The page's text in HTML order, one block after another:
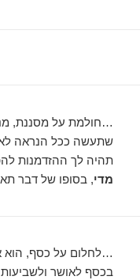
…חולמת על מסננת,
שתעשה ככל הנראה
תהיה לך ההזדמנות
מדי, בסופו של דבר
…לחלום על כסף, הוא
בכסף לאושר